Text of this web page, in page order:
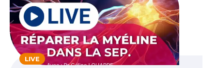
LIVE